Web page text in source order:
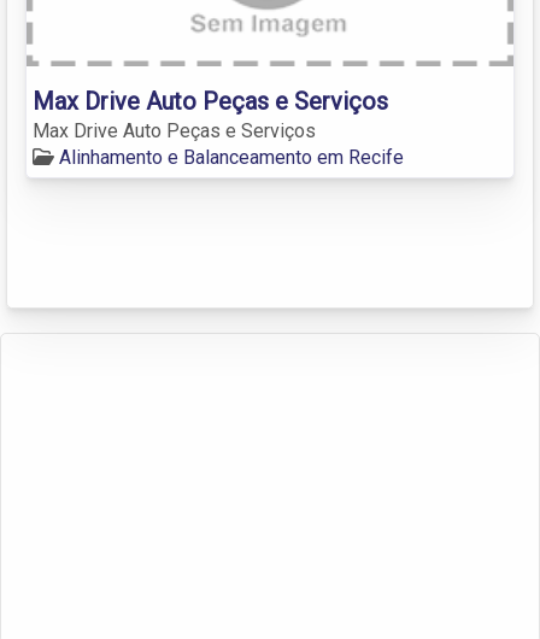
Max Drive Auto Peças e Serviços
Max Drive Auto Peças e Serviços
Alinhamento e Balanceamento em Recife